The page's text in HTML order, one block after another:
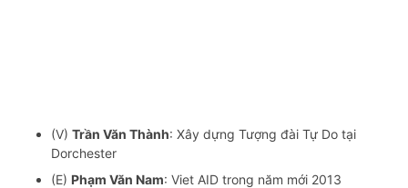
(V) Trần Văn Thành: Xây dựng Tượng đài Tự Do tại
Dorchester
(E) Phạm Văn Nam: Viet AID trong năm mới 2013